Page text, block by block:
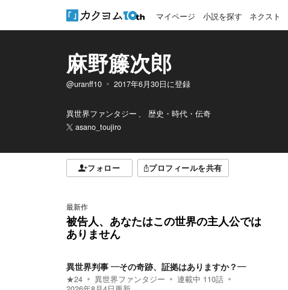
マイページ 小説を探す ネクスト
麻野籐次郎
@uranff10 2017年6月30日に登録
異世界ファンタジー
歴史・時代・伝奇
asano_toujiro
フォロー プロフィールを共有
最新作
被告人、あなたはこの世界の主人公では
ありません
異世界判事 ―その奇跡、証拠はありますか？―
★24 異世界ファンタジー 連載中 110話